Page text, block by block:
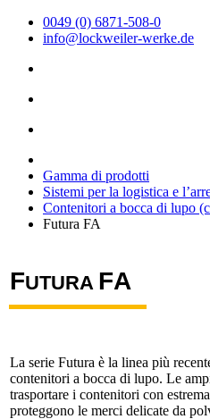
0049 (0) 6871-508-0
info@lockweiler-werke.de
Gamma di prodotti
Sistemi per la logistica e
Contenitori a bocca di lupo
Futura FA
FUTURA FA
La serie Futura è la linea più
contenitori a bocca di lupo. Le
trasportare i contenitori con
proteggono le merci delicate da